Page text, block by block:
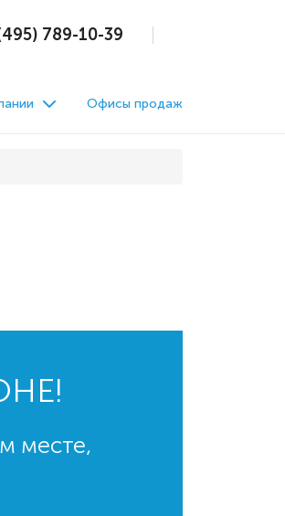
789-10-39
Офисы продаж
месте,